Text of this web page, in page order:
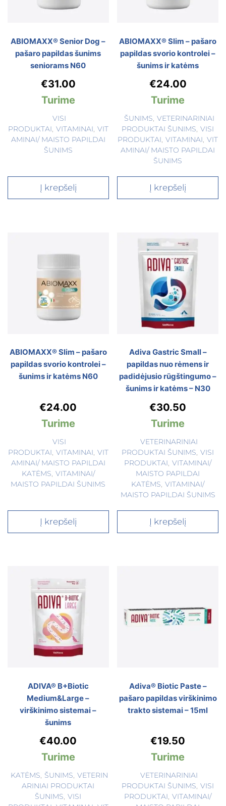
ABIOMAXX® Senior Dog –
pašaro papildas šunims
senjorams N60
€31.00
Turime
VISI
PRODUKTAI VITAMINAI VIT
AMINAI/ MAISTO PAPILDAI
ŠUNIMS
Į krepšelį
ABIOMAXX® Slim – pašaro
papildas svorio kontrolei –
šunims ir katėms
€24.00
Turime
ŠUNIMS VETERINARINIAI
PRODUKTAI ŠUNIMS VISI
PRODUKTAI VITAMINAI VIT
AMINAI/ MAISTO PAPILDAI
ŠUNIMS
Į krepšelį
ABIOMAXX® Slim – pašaro
papildas svorio kontrolei –
šunims ir katėms N60
€24.00
Turime
VISI
PRODUKTAI VITAMINAI VIT
AMINAI/ MAISTO PAPILDAI
KATĖMS VITAMINAI/
MAISTO PAPILDAI ŠUNIMS
Į krepšelį
Adiva Gastric Small –
papildas nuo rėmens ir
padidėjusio rūgštingumo –
šunims ir katėms – N30
€30.50
Turime
VETERINARINIAI
PRODUKTAI ŠUNIMS VISI
PRODUKTAI VITAMINAI/
MAISTO PAPILDAI
KATĖMS VITAMINAI/
MAISTO PAPILDAI ŠUNIMS
Į krepšelį
ADIVA® B+Biotic
Medium&Large –
virškinimo sistemai –
šunims
€40.00
Turime
KATĖMS ŠUNIMS VETERIN
ARINIAI PRODUKTAI
ŠUNIMS VISI
Adiva® Biotic Paste –
pašaro papildas virškinimo
trakto sistemai – 15ml
€19.50
Turime
VETERINARINIAI
PRODUKTAI ŠUNIMS VISI
PRODUKTAI VITAMINAI/